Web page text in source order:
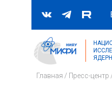
Форма
Поиск
Главная / Пресс-центр